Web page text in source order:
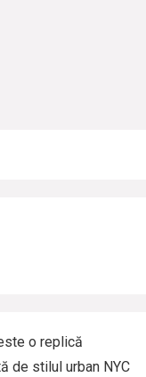
o replică
de stilul urban NYC